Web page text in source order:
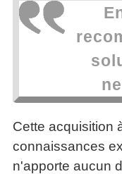
Cette acquisition
connaissances
n'apporte aucun